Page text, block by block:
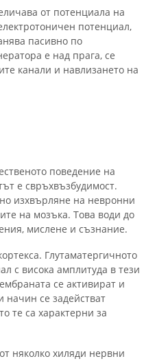
от потенциала на
потенциал,
пасивно по
е над прага, се
канали и навлизането на
поведение на
е свръхвъзбудимост.
изхвърляне на невронни
на мозъка. Това води до
мислене и съзнание.
Глутаматергичното
с висока амплитуда в тези
се активират и
начин се задействат
те са характерни за
няколко хиляди нервни